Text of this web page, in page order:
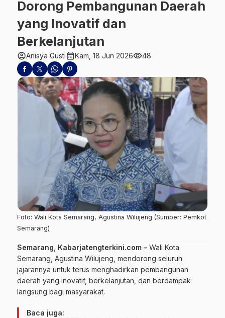
Dorong Pembangunan Daerah
yang Inovatif dan
Berkelanjutan
account_circleAnisya Gusticalendar_monthKam, 18 Jun 2026visibility48
Foto: Wali Kota Semarang, Agustina Wilujeng (Sumber: Pemkot
Semarang)
Semarang, Kabarjatengterkini.com – Wali Kota
Semarang , Agustina Wilujeng, mendorong seluruh
jajarannya untuk terus menghadirkan pembangunan
daerah yang inovatif, berkelanjutan, dan berdampak
langsung bagi masyarakat.
Baca juga: